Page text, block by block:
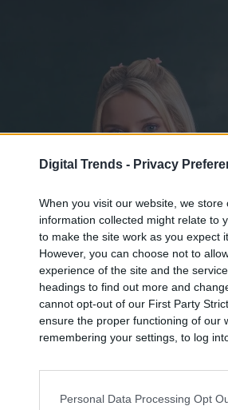
Digital Trends - Privacy
When you visit our website, we
information collected might relate to
to make the site work as you expect
However, you can choose not to
experience of the site and the
headings to find out more and
cannot opt-out of our First Party
ensure the proper functioning of our
remembering your settings, to log
Personal Data Processing Opt